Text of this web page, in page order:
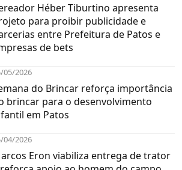
Héber Tiburtino apresenta
para proibir publicidade e
entre Prefeitura de Patos e
de bets
05/2026
do Brincar reforça importância
brincar para o desenvolvimento
em Patos
04/2026
Eron viabiliza entrega de trator